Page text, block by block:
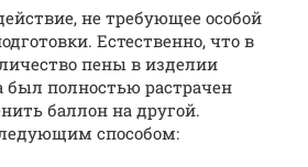
не требующее особой
Естественно, что в
пены в изделии
полностью растрачен
баллон на другой.
способом: